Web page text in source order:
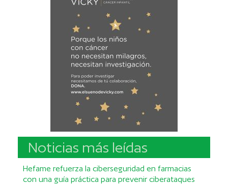
Noticias más leídas
Hefame refuerza la ciberseguridad en farmacias
con una guía práctica para prevenir ciberataques